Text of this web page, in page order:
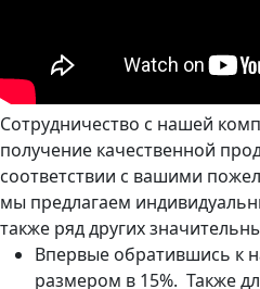
Сотрудничество с нашей
получение качественной
соответствии с вашими
мы предлагаем
также ряд других
Впервые обратившись к
размером в 15%. Также